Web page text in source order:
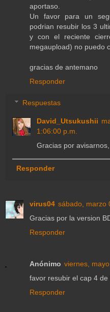
aportaso.
Un favor para un
podrian resubir los 3
y con el reciente
megaupload) no puedo
gracias de antemano
Responder
Respuestas
David_Utsukushii
1:06:00 p.m.
Gracias por
Responder
virus04 sábado, marzo
Gracias por la version
Responder
Anónimo viernes,
favor resubir el cap 4
Responder